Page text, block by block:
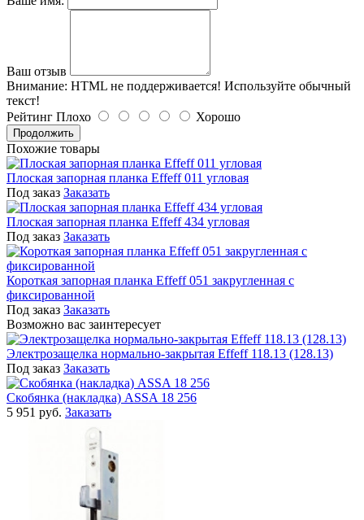
Ваш отзыв
Внимание: HTML не поддерживается! Используйте обычный
текст!
Рейтинг Плохо Хорошо
Продолжить
Похожие товары
Плоская запорная планка Effeff 011 угловая
Под заказ Заказать
Плоская запорная планка Effeff 434 угловая
Под заказ Заказать
Короткая запорная планка Effeff 051 закругленная с
фиксированной
Под заказ Заказать
Возможно вас заинтересует
Электрозащелка нормально-закрытая Effeff 118.13 (128.13)
Под заказ Заказать
Скобянка (накладка) ASSA 18 256
5 951 руб. Заказать